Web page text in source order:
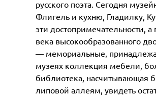
русского поэта. Сегодня
Флигель и кухню, Гладилку,
эти достопримечательности,
века высокообразованного
— мемориальные,
музеях коллекция мебели,
библиотека, насчитывающая
липовой аллеям, увидеть